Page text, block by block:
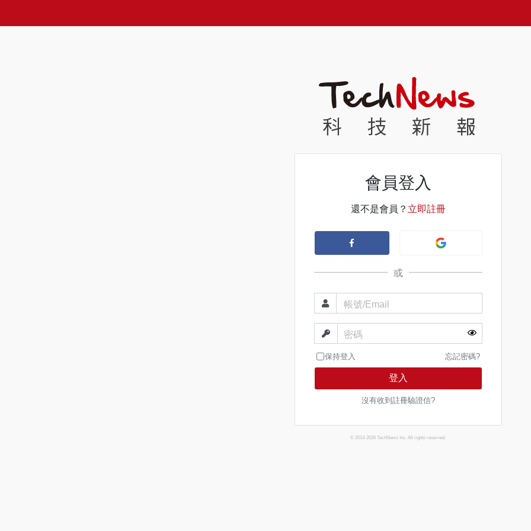
會員登入
還不是會員？ 立即註冊
或
帳號/Email
密碼
保持登入 忘記密碼?
登入
沒有收到註冊驗證信?
© 2013-2026 TechNews Inc. All rights reserved.